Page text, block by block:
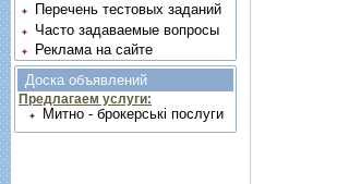
Перечень тестовых заданий
Часто задаваемые вопросы
Реклама на сайте
Доска объявлений
Предлагаем услуги:
Митно - брокерські послуги